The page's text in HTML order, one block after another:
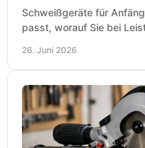
Schweißgeräte für
passt, worauf Sie bei
26. Juni 2026